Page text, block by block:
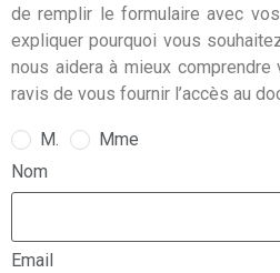
de remplir le formulaire avec
expliquer pourquoi vous
nous aidera à mieux
ravis de vous fournir l’accès au
M.
Mme
Nom
Email